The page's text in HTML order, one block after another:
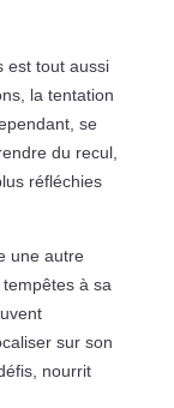
est tout aussi
la tentation
se
du recul,
réfléchies
une autre
à sa
sur son
nourrit